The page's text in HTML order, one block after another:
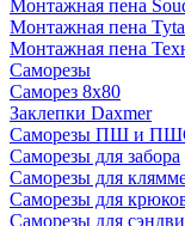
Монтажная пена
Монтажная пена
Монтажная пена
Саморезы
Саморез 8х80
Заклепки Daxmer
Саморезы ПШ и
Саморезы для забора
Саморезы для
Саморезы для
Саморезы для